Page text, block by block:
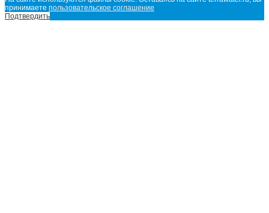
принимаете пользовательское соглашение
Подтвердить